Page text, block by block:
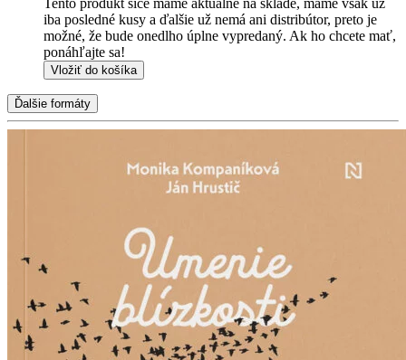
Tento produkt síce máme aktuálne na sklade, máme však už
iba posledné kusy a ďalšie už nemá ani distribútor, preto je
možné, že bude onedlho úplne vypredaný. Ak ho chcete mať,
ponáhľajte sa!
Vložiť do košíka
Ďalšie formáty